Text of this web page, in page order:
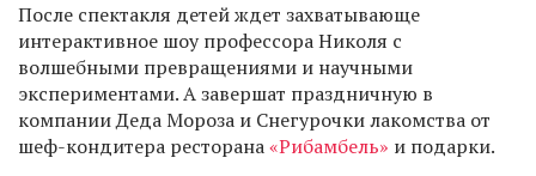
После спектакля детей ждет захватывающе
интерактивное шоу профессора Николя с
волшебными превращениями и научными
экспериментами. А завершат праздничную в
компании Деда Мороза и Снегурочки лакомства от
шеф-кондитера ресторана«Рибамбель» и подарки.